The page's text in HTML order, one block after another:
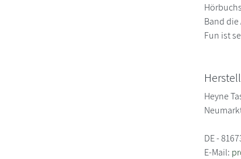
Band die
Fun ist
Heyne
DE -
E-Mail: